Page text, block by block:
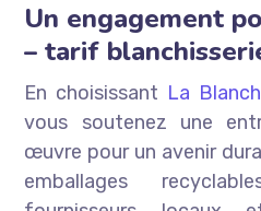
Un engagement
– tarif
En choisissant La
vous soutenez une
œuvre pour un avenir
emballages